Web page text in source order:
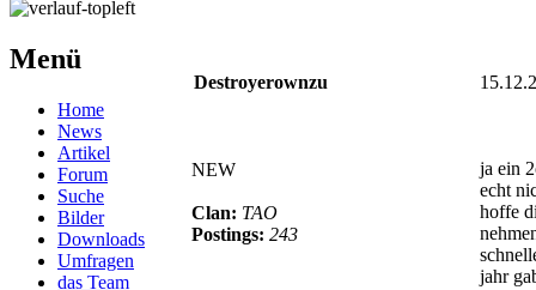
Menü
Home
News
Artikel
Forum
Suche
Bilder
Downloads
Umfragen
das Team
Destroyerownzu
NEW
Clan: TAO
Postings: 243
ja ein
echt
hoffe
jahr